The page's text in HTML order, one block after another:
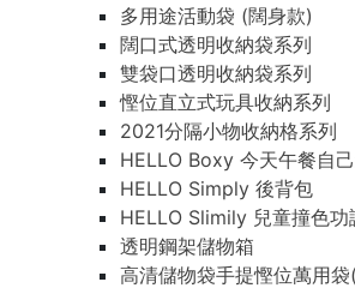
多用途活動袋 (闊身款)
闊口式透明收納袋系列
雙袋口透明收納袋系列
慳位直立式玩具收納系列
2021分隔小物收納格系列
HELLO Boxy 今天午餐自
HELLO Simply 後背包
HELLO Slimily 兒童撞色功
透明鋼架儲物箱
高清儲物袋手提慳位萬用